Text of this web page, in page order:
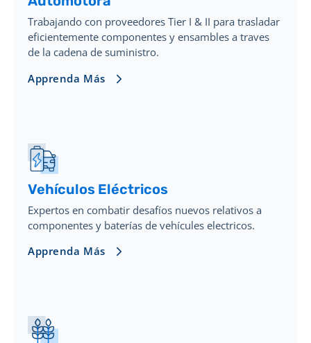
Trabajando con proveedores Tier I & II para trasladar
eficientemente componentes y ensambles a traves
de la cadena de suministro.
Apprenda Más
Vehículos Eléctricos
Expertos en combatir desafíos nuevos relativos a
componentes y baterías de vehícules electricos.
Apprenda Más